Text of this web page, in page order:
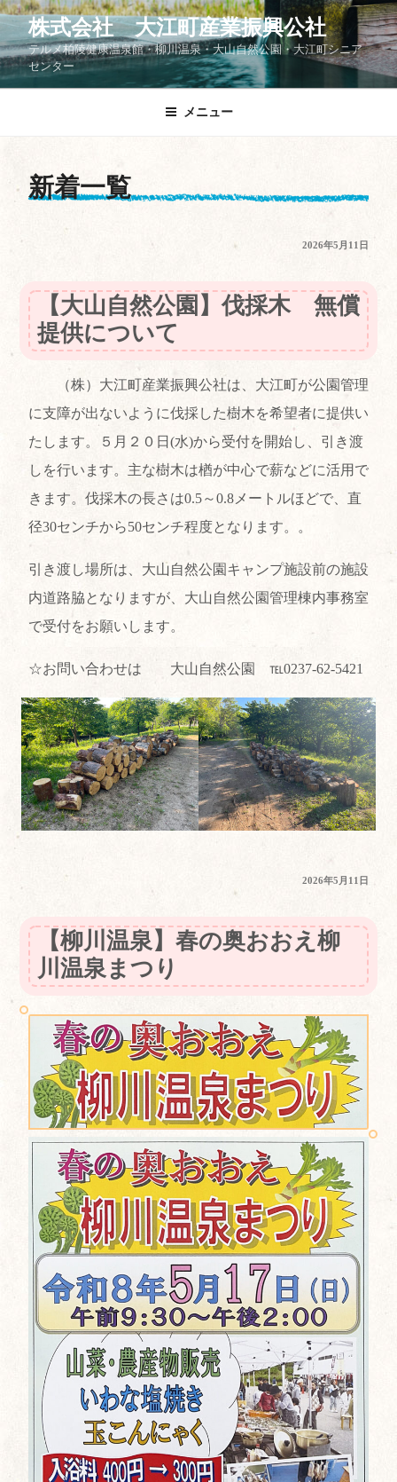
コ
ン
テ
ン
株式会社 大江町産業振興公社
テルメ柏陵健康温泉館・柳川温泉・大山自然公園・大江町シニア
センター
メニュー
新着一覧
投
2026年5月11日
【大山自然公園】伐採木 無償
提供について
（株）大江町産業振興公社は、大江町が公園管理
に支障が出ないように伐採した樹木を希望者に提供い
たします。５月２０日(水)から受付を開始し、引き渡
しを行います。主な樹木は楢が中心で薪などに活用で
きます。伐採木の長さは0.5～0.8メートルほどで、直
径30センチから50センチ程度となります。。
引き渡し場所は、大山自然公園キャンプ施設前の施設
内道路脇となりますが、大山自然公園管理棟内事務室
で受付をお願いします。
☆お問い合わせは 大山自然公園 ℡0237-62-5421
投
2026年5月11日
【柳川温泉】春の奥おおえ柳
川温泉まつり